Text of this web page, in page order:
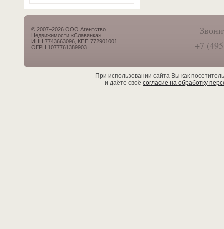
© 2007–2026 ООО Агентство
Недвижимости «Славянка»
ИНН 7743663096, КПП 772901001
ОГРН 1077761389903
+7
При использовании сайта Вы как
и даёте своё согласие на обработку